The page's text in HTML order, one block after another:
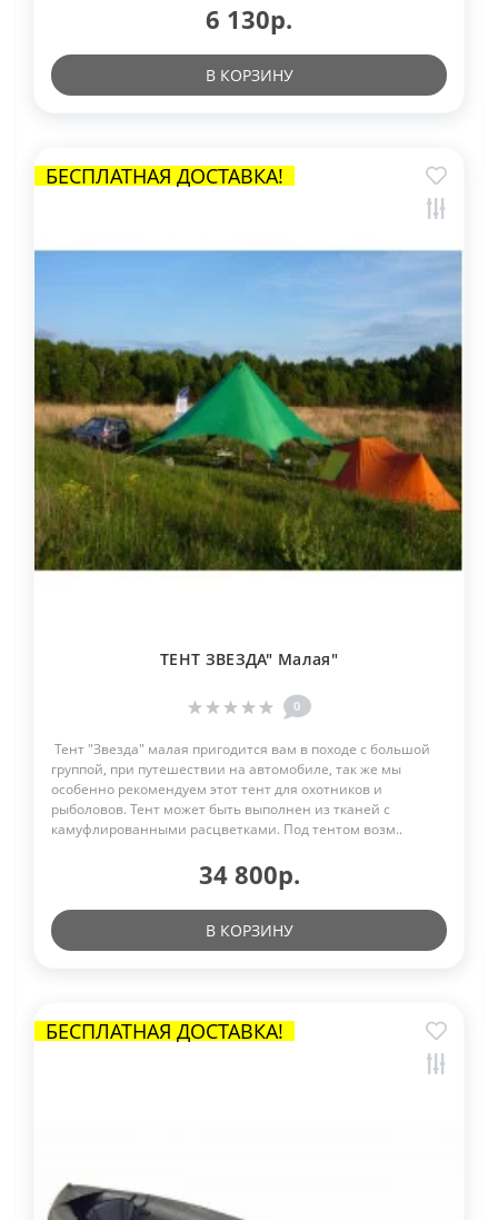
6 130р.
В КОРЗИНУ
БЕСПЛАТНАЯ ДОСТАВКА!
ТЕНТ ЗВЕЗДА" Малая"
0
Тент "Звезда" малая пригодится вам в походе с большой
группой, при путешествии на автомобиле, так же мы
особенно рекомендуем этот тент для охотников и
рыболовов. Тент может быть выполнен из тканей с
камуфлированными расцветками. Под тентом возм..
34 800р.
В КОРЗИНУ
БЕСПЛАТНАЯ ДОСТАВКА!